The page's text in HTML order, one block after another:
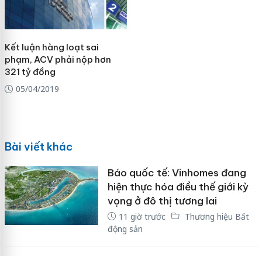
Kết luận hàng loạt sai
phạm, ACV phải nộp hơn
321 tỷ đồng
05/04/2019
Bài viết khác
Báo quốc tế: Vinhomes đang
hiện thực hóa điều thế giới kỳ
vọng ở đô thị tương lai
11 giờ trước
Thương hiệu Bất
động sản